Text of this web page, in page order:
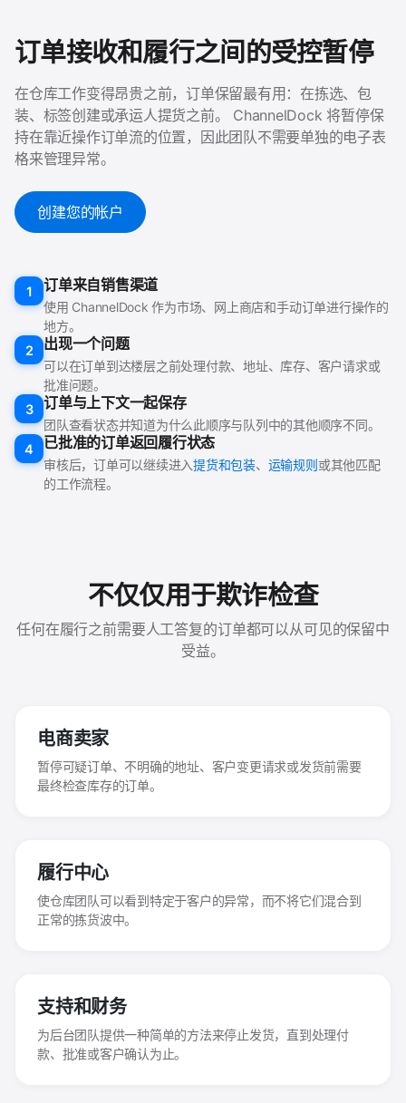
订单接收和履行之间的受控暂停
在仓库工作变得昂贵之前，订单保留最有用：在拣选、包
装、标签创建或承运人提货之前。 ChannelDock 将暂停保
持在靠近操作订单流的位置，因此团队不需要单独的电子表
格来管理异常。
创建您的帐户
1 订单来自销售渠道
使用 ChannelDock 作为市场、网上商店和手动订单进行操作的
地方。
2
出现一个问题
可以在订单到达楼层之前处理付款、地址、库存、客户请求或
批准问题。
3
订单与上下文一起保存
团队查看状态并知道为什么此顺序与队列中的其他顺序不同。
4
已批准的订单返回履行状态
审核后，订单可以继续进入提货和包装、 运输规则或其他匹配
的工作流程。
不仅仅用于欺诈检查
任何在履行之前需要人工答复的订单都可以从可见的保留中
受益。
电商卖家
暂停可疑订单、不明确的地址、客户变更请求或发货前需要
最终检查库存的订单。
履行中心
使仓库团队可以看到特定于客户的异常，而不将它们混合到
正常的拣货波中。
支持和财务
为后台团队提供一种简单的方法来停止发货，直到处理付
款、批准或客户确认为止。